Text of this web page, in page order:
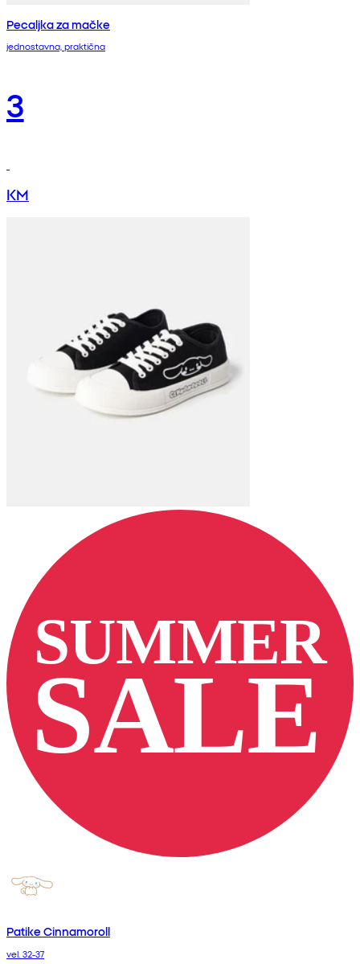
Pecaljka za mačke
jednostavna, praktična
3
KM
Patike Cinnamoroll
vel. 32-37